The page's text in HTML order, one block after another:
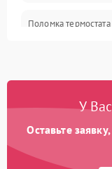
Поломка термостата
Образование
У
Оставьте